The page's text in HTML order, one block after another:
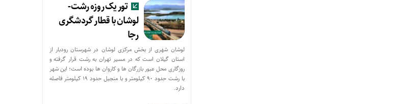
تور یک روزه رشت-
لوشان با قطار گردشگری
رجا
لوشان شهری از بخش مرکزی لوشان در شهرستان رودبار از
استان گیلان است که در مسیر تهران به رشت قرار گرفته و
روزگاری محل عبور بازرگان ها و کاروان ها بوده است؛ این شهر
با رشت حدود ۹۰ کیلومتر و با منجیل حدود ۱۹ کیلومتر فاصله
دارد.